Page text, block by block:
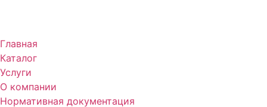
Главная
Каталог
Услуги
О компании
Нормативная документация